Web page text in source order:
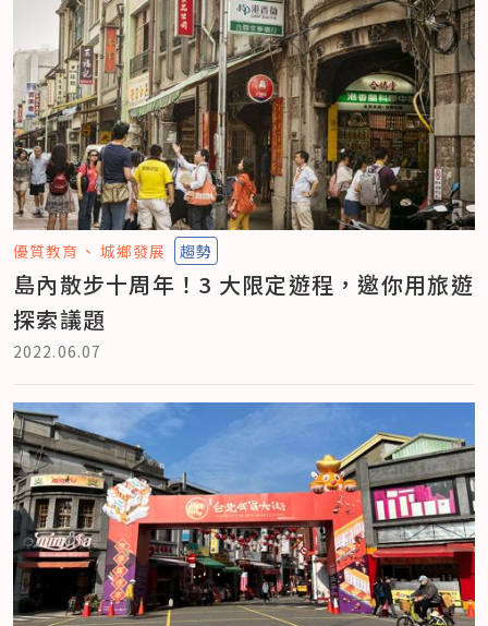
優質教育 城鄉發展 趨勢
島內散步十周年！3 大限定遊程，邀你用旅遊
探索議題
2022.06.07